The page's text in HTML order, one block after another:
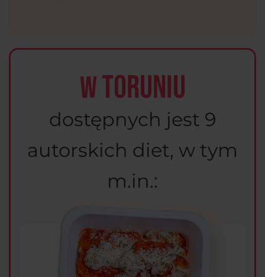
WToruniu
dostępnych jest 9
autorskich diet, w tym
m.in.: